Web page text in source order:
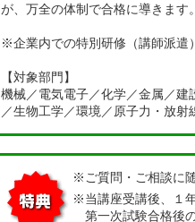
が、万全の体制で合格に導きます。
※企業内での特別研修（講師派遣
【対象部門】
機械／電気電子／化学／金属／
／生物工学／環境／原子力・放射
※ご質問・ご相談に
※当講座受講後、１
第一次試験合格後